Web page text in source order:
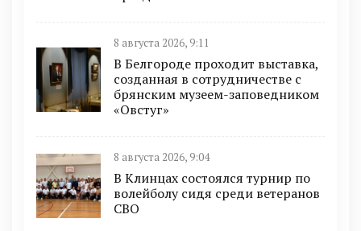
8 августа 2026, 9:11
В Белгороде проходит выставка,
созданная в сотрудничестве с
брянским музеем-заповедником
«Овстуг»
8 августа 2026, 9:04
В Клинцах состоялся турнир по
волейболу сидя среди ветеранов
СВО